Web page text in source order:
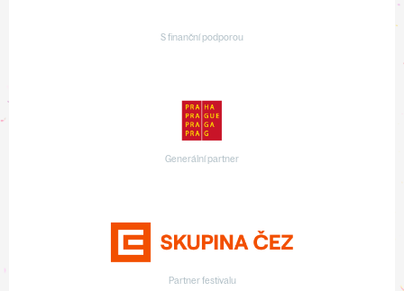
S finanční podporou
Generální partner
Partner festivalu